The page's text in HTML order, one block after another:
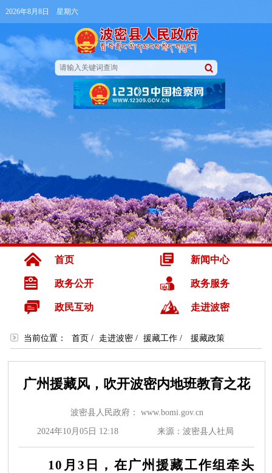
2026年8月8日 星期六
首页 新闻中心
政务公开 政务服务
政民互动 走进波密
当前位置： 首页 / 走进波密 / 援藏工作 / 援藏政策
广州援藏风，吹开波密内地班教育之花
波密县人民政府： www.bomi.gov.cn
2024年10月05日 12:18 来源：波密县人社局
10月3日，在广州援藏工作组牵头